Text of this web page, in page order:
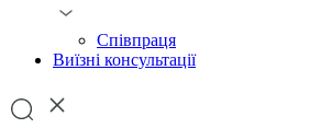
Співпраця
Виїзні консультації